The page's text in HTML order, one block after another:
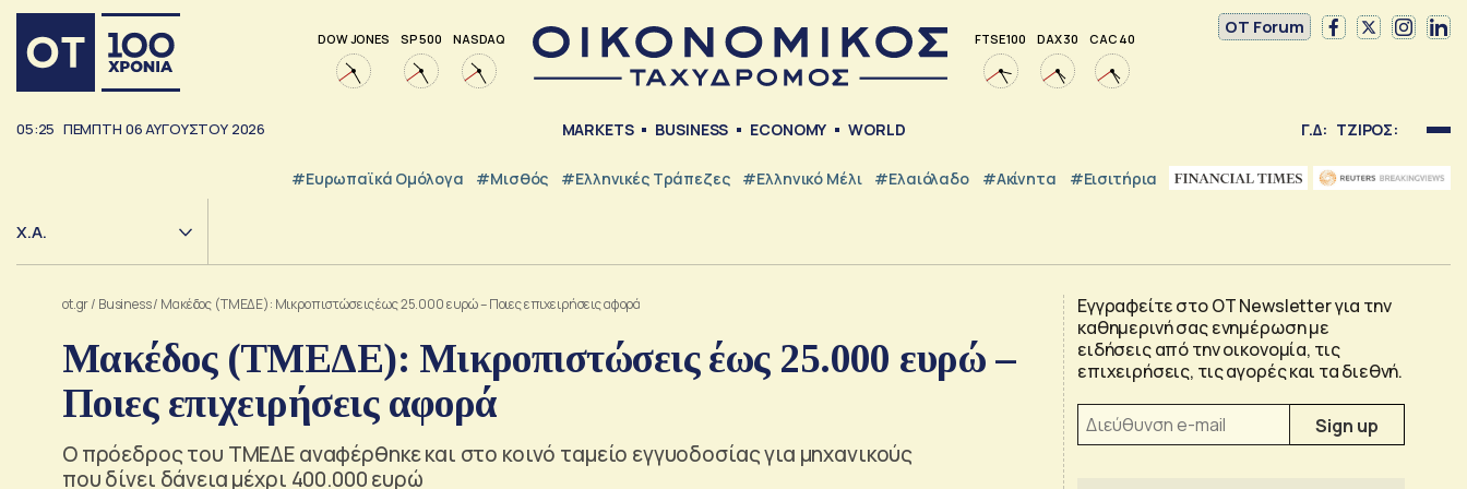
DOW JONES SP 500 NASDAQ FTSE 100 DAX 30 CAC 40
OT Forum
05:25 ΠΕΜΠΤΗ 06ΑΥΓΟΥΣΤΟΥ 2026 MARKETS BUSINESS ECONOMY WORLD Γ.Δ: ΤΖΙΡΟΣ:
#Ευρωπαϊκά Ομόλογα #Μισθός #ελληνικές Τράπεζες #Ελληνικό Μέλι #Ελαιόλαδο #Ακίνητα #εισιτήρια
Χ.Α.
ot.gr/ Business/ Μακέδος (ΤΜΕΔΕ): Μικροπιστώσεις έως 25.000 ευρώ – Ποιες επιχειρήσεις αφορά
Μακέδος (ΤΜΕΔΕ): Μικροπιστώσεις έως 25.000 ευρώ –
Ποιες επιχειρήσεις αφορά
Ο πρόεδρος του ΤΜΕΔΕ αναφέρθηκε και στο κοινό ταμείο εγγυοδοσίας για μηχανικούς
που δίνει δάνεια μέχρι 400.000 ευρώ
Εγγραφείτε στο OT Newsletter για την
καθημερινή σας ενημέρωση με
ειδήσεις από την οικονομία, τις
επιχειρήσεις, τις αγορές και τα διεθνή.